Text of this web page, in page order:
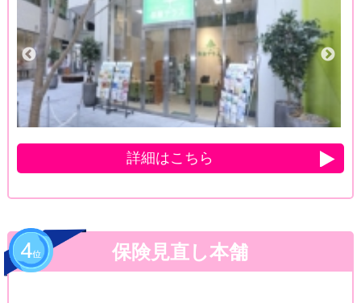
詳細はこちら
保険見直し本舗